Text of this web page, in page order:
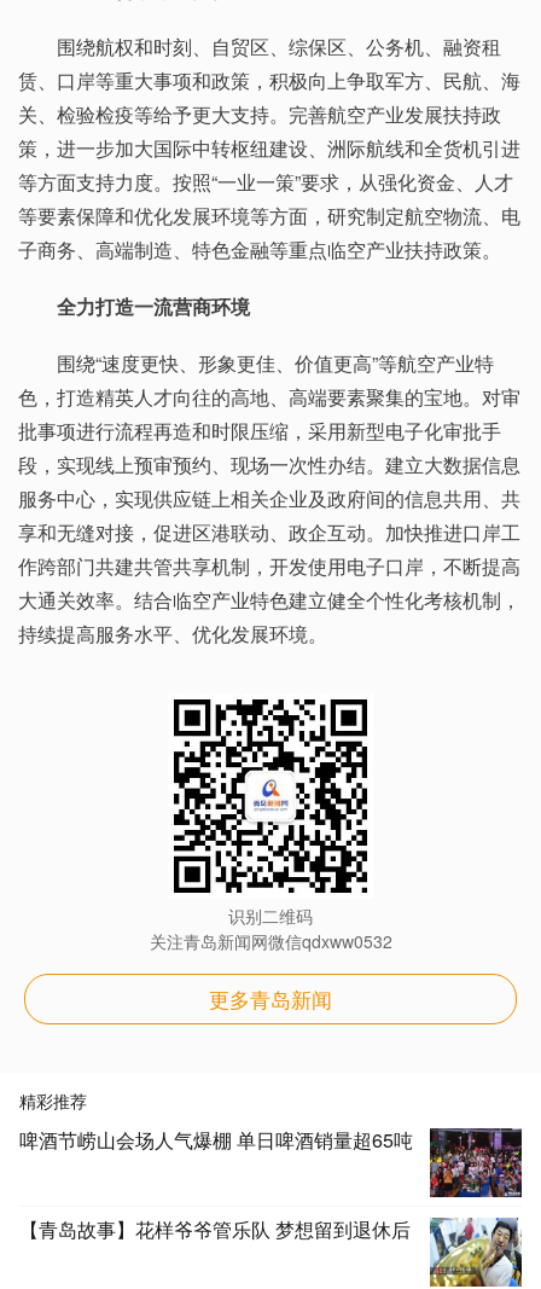
围绕航权和时刻、自贸区、综保区、公务机、融资租
赁、口岸等重大事项和政策，积极向上争取军方、民航、海
关、检验检疫等给予更大支持。完善航空产业发展扶持政
策，进一步加大国际中转枢纽建设、洲际航线和全货机引进
等方面支持力度。按照“一业一策”要求，从强化资金、人才
等要素保障和优化发展环境等方面，研究制定航空物流、电
子商务、高端制造、特色金融等重点临空产业扶持政策。
全力打造一流营商环境
围绕“速度更快、形象更佳、价值更高”等航空产业特
色，打造精英人才向往的高地、高端要素聚集的宝地。对审
批事项进行流程再造和时限压缩，采用新型电子化审批手
段，实现线上预审预约、现场一次性办结。建立大数据信息
服务中心，实现供应链上相关企业及政府间的信息共用、共
享和无缝对接，促进区港联动、政企互动。加快推进口岸工
作跨部门共建共管共享机制，开发使用电子口岸，不断提高
大通关效率。结合临空产业特色建立健全个性化考核机制，
持续提高服务水平、优化发展环境。
识别二维码
关注青岛新闻网微信qdxww0532
更多青岛新闻
精彩推荐
啤酒节崂山会场人气爆棚 单日啤酒销量超65吨
【青岛故事】花样爷爷管乐队 梦想留到退休后